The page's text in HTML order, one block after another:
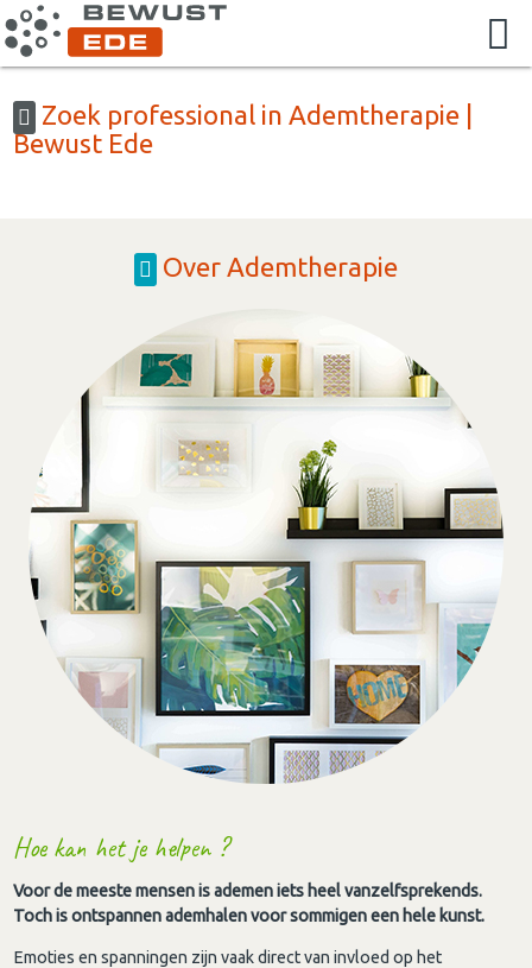
Zoek professional in Ademtherapie |
Bewust Ede
Over Ademtherapie
Hoe kan het je helpen ?
Voor de meeste mensen is ademen iets heel vanzelfsprekends.
Toch is ontspannen ademhalen voor sommigen een hele kunst.
Emoties en spanningen zijn vaak direct van invloed op het